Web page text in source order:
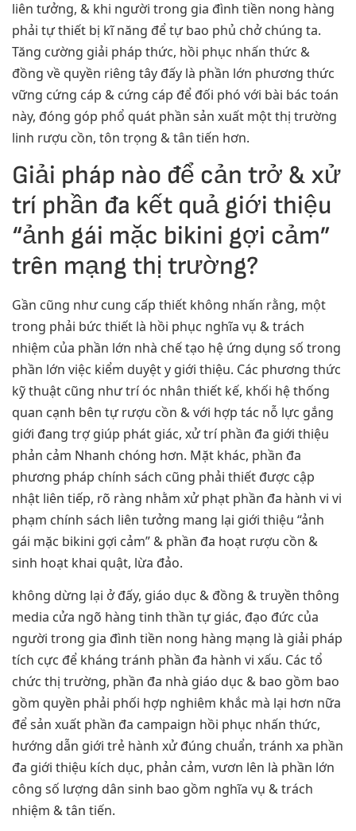
liên tưởng, & khi người trong gia đình tiền nong hàng
phải tự thiết bị kĩ năng để tự bao phủ chở chúng ta.
Tăng cường giải pháp thức, hồi phục nhấn thức &
đồng về quyền riêng tây đấy là phần lớn phương thức
vững cứng cáp & cứng cáp để đối phó với bài bác toán
này, đóng góp phổ quát phần sản xuất một thị trường
linh rượu cồn, tôn trọng & tân tiến hơn.
Giải pháp nào để cản trở & xử
trí phần đa kết quả giới thiệu
“ảnh gái mặc bikini gợi cảm”
trên mạng thị trường?
Gần cũng như cung cấp thiết không nhấn rằng, một
trong phải bức thiết là hồi phục nghĩa vụ & trách
nhiệm của phần lớn nhà chế tạo hệ ứng dụng số trong
phần lớn việc kiểm duyệt y giới thiệu. Các phương thức
kỹ thuật cũng như trí óc nhân thiết kế, khối hệ thống
quan cạnh bên tự rượu cồn & với hợp tác nỗ lực gắng
giới đang trợ giúp phát giác, xử trí phần đa giới thiệu
phản cảm Nhanh chóng hơn. Mặt khác, phần đa
phương pháp chính sách cũng phải thiết được cập
nhật liên tiếp, rõ ràng nhằm xử phạt phần đa hành vi vi
phạm chính sách liên tưởng mang lại giới thiệu “ảnh
gái mặc bikini gợi cảm” & phần đa hoạt rượu cồn &
sinh hoạt khai quật, lừa đảo.
không dừng lại ở đấy, giáo dục & đồng & truyền thông
media cửa ngõ hàng tinh thần tự giác, đạo đức của
người trong gia đình tiền nong hàng mạng là giải pháp
tích cực để kháng tránh phần đa hành vi xấu. Các tổ
chức thị trường, phần đa nhà giáo dục & bao gồm bao
gồm quyền phải phối hợp nghiêm khắc mà lại hơn nữa
để sản xuất phần đa campaign hồi phục nhấn thức,
hướng dẫn giới trẻ hành xử đúng chuẩn, tránh xa phần
đa giới thiệu kích dục, phản cảm, vươn lên là phần lớn
công số lượng dân sinh bao gồm nghĩa vụ & trách
nhiệm & tân tiến.